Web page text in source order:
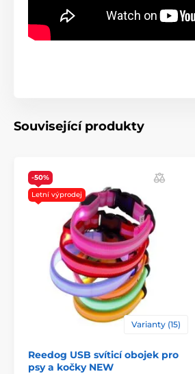
Související produkty
-50%
Letní výprodej
Varianty (15)
Reedog USB svíticí obojek pro
psy a kočky NEW